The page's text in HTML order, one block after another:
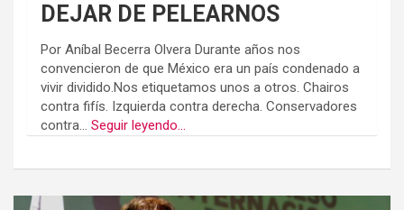
DEJAR DE PELEARNOS
Por Aníbal Becerra Olvera Durante años nos
convencieron de que México era un país condenado a
vivir dividido.Nos etiquetamos unos a otros. Chairos
contra fifís. Izquierda contra derecha. Conservadores
contra... Seguir leyendo...